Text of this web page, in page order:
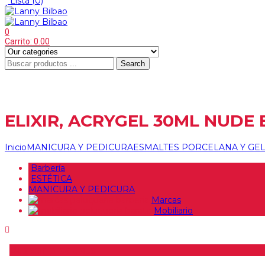
0
Carrito: 0.00
Search
ELIXIR, ACRYGEL 30ML NUDE
InicioMANICURA Y PEDICURAESMALTES PORCELANA Y GEL
Barbería
ESTÉTICA
MANICURA Y PEDICURA
Marcas
Mobiliario